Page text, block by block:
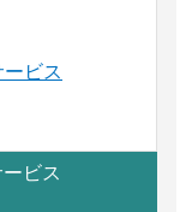
ビス
ビス